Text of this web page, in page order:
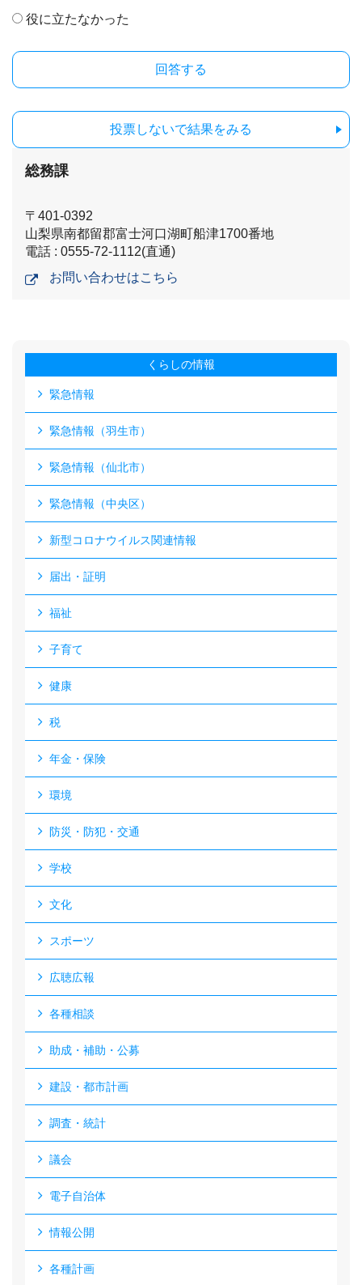
役に立たなかった
投票しないで結果をみる
総務課
〒401-0392
山梨県南都留郡富士河口湖町船津1700番地
電話 : 0555-72-1112(直通)
お問い合わせはこちら
くらしの情報
緊急情報
緊急情報（羽生市）
緊急情報（仙北市）
緊急情報（中央区）
新型コロナウイルス関連情報
届出・証明
福祉
子育て
健康
税
年金・保険
環境
防災・防犯・交通
学校
文化
スポーツ
広聴広報
各種相談
助成・補助・公募
建設・都市計画
調査・統計
議会
電子自治体
情報公開
各種計画